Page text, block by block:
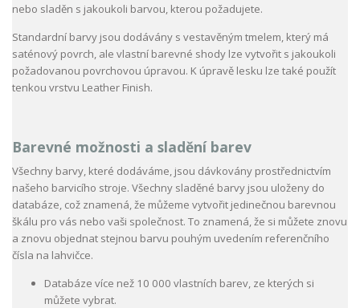
nebo sladěn s jakoukoli barvou, kterou požadujete.
Standardní barvy jsou dodávány s vestavěným tmelem, který má
saténový povrch, ale vlastní barevné shody lze vytvořit s jakoukoli
požadovanou povrchovou úpravou. K úpravě lesku lze také použít
tenkou vrstvu Leather Finish.
Barevné možnosti a sladění barev
Všechny barvy, které dodáváme, jsou dávkovány prostřednictvím
našeho barvicího stroje. Všechny sladěné barvy jsou uloženy do
databáze, což znamená, že můžeme vytvořit jedinečnou barevnou
škálu pro vás nebo vaši společnost. To znamená, že si můžete znovu
a znovu objednat stejnou barvu pouhým uvedením referenčního
čísla na lahvičce.
Databáze více než 10 000 vlastních barev, ze kterých si
můžete vybrat.